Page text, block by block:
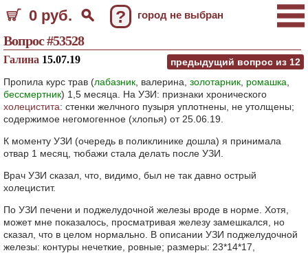
0 руб. ? город не выбран
Вопрос #53528
предыдущий вопрос из 12
Галина 15.07.19
Пропила курс трав (лабазник , валерина, золотарник ромашка
бессмертник) 1,5 месяца. На УЗИ: признаки хронического
холецистита: стенки желчного пузыря уплотнены, не утолщены;
содержимое негомогенное (хлопья) от 25.06.19.
К моменту УЗИ (очередь в поликлинике дошла) я принимала
отвар 1 месяц, тюбажи стала делать после УЗИ.
Врач УЗИ сказал, что, видимо, был не так давно острый
холецистит.
По УЗИ печени и поджелудочной железы вроде в норме. Хотя,
может мне показалось, просматривая железу замешкался, но
сказал, что в целом нормально. В описании УЗИ поджелудочной
железы: контуры нечеткие, ровные; размеры: 23*14*17,